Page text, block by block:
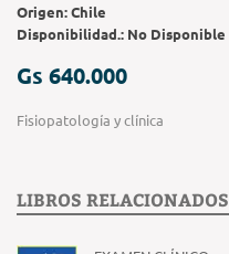
Origen:Chile
Disponibilidad.: No Disponible
Gs 640.000
Fisiopatología y clínica
LIBROS RELACIONADOS